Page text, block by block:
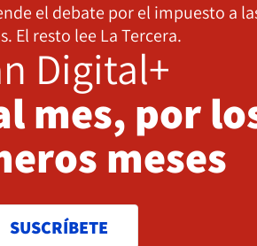
el debate por el impuesto a
El resto lee La Tercera.
Digital+
mes, por
meses
SUSCRÍBETE